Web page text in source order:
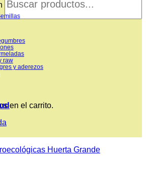
en el carrito.
raw
y aderezos